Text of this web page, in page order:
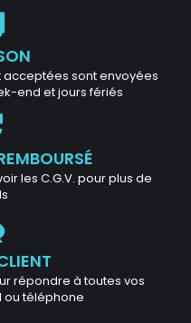
sont envoyées
end et jours fériés
les C.G.V. pour plus de
répondre à toutes vos
ou téléphone